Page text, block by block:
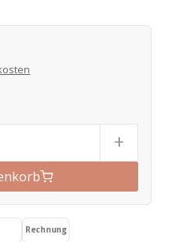
+
Rechnung